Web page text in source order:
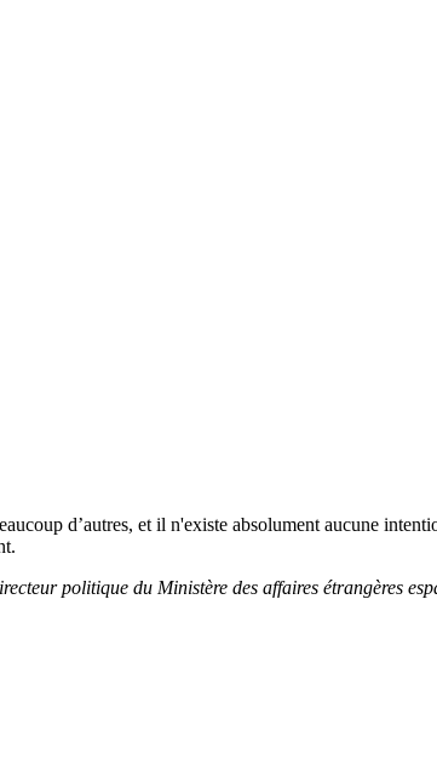
d’autres, et il n'existe absolument aucune
politique du Ministère des affaires étrangères